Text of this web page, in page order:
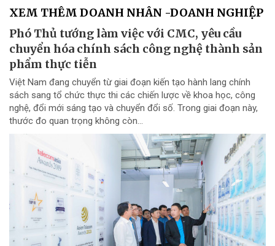
XEM THÊM DOANH NHÂN -DOANH NGHIỆP
Phó Thủ tướng làm việc với CMC, yêu cầu
chuyển hóa chính sách công nghệ thành sản
phẩm thực tiễn
Việt Nam đang chuyển từ giai đoạn kiến tạo hành lang chính
sách sang tổ chức thực thi các chiến lược về khoa học, công
nghệ, đổi mới sáng tạo và chuyển đổi số. Trong giai đoạn này,
thước đo quan trọng không còn...